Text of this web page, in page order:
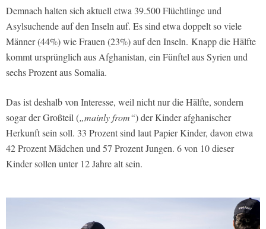
Demnach halten sich aktuell etwa 39.500 Flüchtlinge und
Asylsuchende auf den Inseln auf. Es sind etwa doppelt so viele
Männer (44%) wie Frauen (23%) auf den Inseln. Knapp die Hälfte
kommt ursprünglich aus Afghanistan, ein Fünftel aus Syrien und
sechs Prozent aus Somalia.
Das ist deshalb von Interesse, weil nicht nur die Hälfte, sondern
sogar der Großteil („mainly from“) der Kinder afghanischer
Herkunft sein soll. 33 Prozent sind laut Papier Kinder, davon etwa
42 Prozent Mädchen und 57 Prozent Jungen. 6 von 10 dieser
Kinder sollen unter 12 Jahre alt sein.